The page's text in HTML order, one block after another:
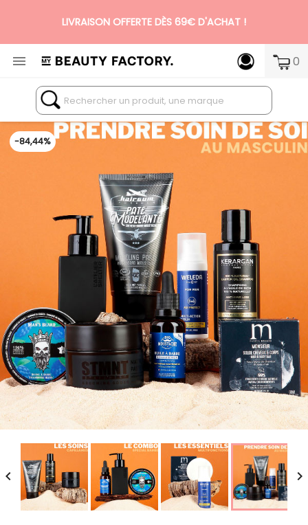
N°1 DES BOX BEAUTÉ PREMIUM SANS ENGAGEMENT
 0
-84,44%

